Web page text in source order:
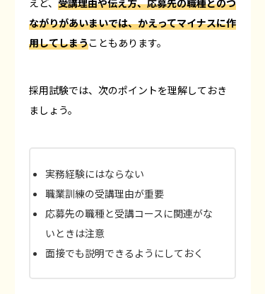
ながりがあいまいでは、かえってマイナスに作
用してしまうこともあります。
採用試験では、次のポイントを理解しておき
ましょう。
実務経験にはならない
職業訓練の受講理由が重要
応募先の職種と受講コースに関連がな
いときは注意
面接でも説明できるようにしておく